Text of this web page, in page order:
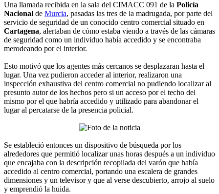
Una llamada recibida en la sala del CIMACC 091 de la Policía
Nacional de Murcia, pasadas las tres de la madrugada, por parte del
servicio de seguridad de un conocido centro comercial situado en
Cartagena, alertaban de cómo estaba viendo a través de las cámaras
de seguridad como un individuo había accedido y se encontraba
merodeando por el interior.
Esto motivó que los agentes más cercanos se desplazaran hasta el
lugar. Una vez pudieron acceder al interior, realizaron una
inspección exhaustiva del centro comercial no pudiendo localizar al
presunto autor de los hechos pero si un acceso por el techo del
mismo por el que habría accedido y utilizado para abandonar el
lugar al percatarse de la presencia policial.
Se estableció entonces un dispositivo de búsqueda por los
alrededores que permitió localizar unas horas después a un individuo
que encajaba con la descripción recopilada del varón que había
accedido al centro comercial, portando una escalera de grandes
dimensiones y un televisor y que al verse descubierto, arrojo al suelo
y emprendió la huida.